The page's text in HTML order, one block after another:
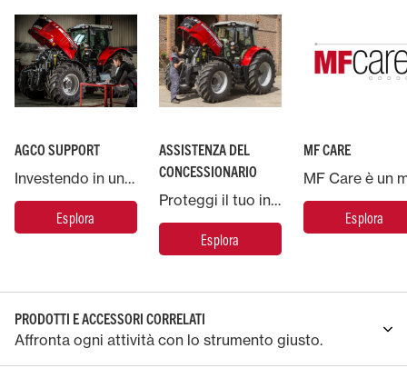
AGCO SUPPORT
Investendo in una macchina Massey Ferguson, potrai contare sul supporto di AGCO, la più grande azienda produttrice di macchinari agricoli del mondo.
Esplora
ASSISTENZA DEL
CONCESSIONARIO
Proteggi il tuo investimento Massey Ferguson e metti la tua macchina nelle mani degli esperti.
Esplora
MF CARE
Esplora
PRODOTTI E ACCESSORI CORRELATI
Affronta ogni attività con lo strumento giusto.